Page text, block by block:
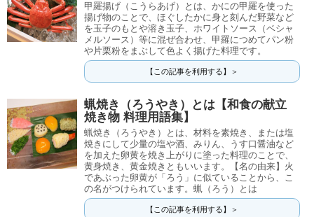
甲羅揚げ（こうらあげ）とは、かにの甲羅を使った
揚げ物のことで、ほぐしたかに身と刻んだ野菜など
を玉子のもとや溶き玉子、ホワイトソース（ベシャ
メルソース）等に混ぜ合わせ、甲羅につめてパン粉
や片栗粉をまぶして色よく揚げた料理です。
【この記事を利用する】＞
蝋焼き（ろうやき）とは【和食の献立
焼き物 料理用語集】
蝋焼き（ろうやき）とは、材料を素焼き、または塩
焼きにして少量の塩や酒、みりん、うす口醤油など
を加えた卵黄を焼き上がりに塗った料理のことで、
黄身焼き、黄金焼きともいいます。【名の由来】火
であぶった卵黄が「ろう」に似ていることから、こ
の名がつけられています。蝋（ろう）とは
【この記事を利用する】＞